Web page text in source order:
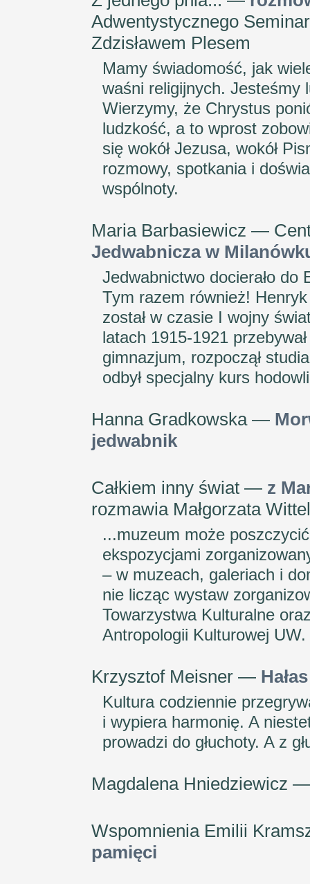
Adwentystycznego
Zdzisławem Plesem
Mamy świadomość, jak
waśni religijnych. Jesteśmy
Wierzymy, że Chrystus
ludzkość, a to wprost
się wokół Jezusa, wokół
rozmowy, spotkania i
wspólnoty.
Maria Barbasiewicz —
Jedwabnicza w
Jedwabnictwo docierało
Tym razem również!
został w czasie I wojny
latach 1915-1921
gimnazjum, rozpoczął
odbył specjalny kurs
Hanna Gradkowska —
jedwabnik
Całkiem inny świat — z
rozmawia Małgorzata
...muzeum może
ekspozycjami
– w muzeach, galeriach i
nie licząc wystaw
Towarzystwa Kulturalne
Antropologii Kulturowej UW.
Krzysztof Meisner —
Kultura codziennie
i wypiera harmonię. A
prowadzi do głuchoty. A z
Magdalena Hniedziewicz
Wspomnienia Emilii
pamięci